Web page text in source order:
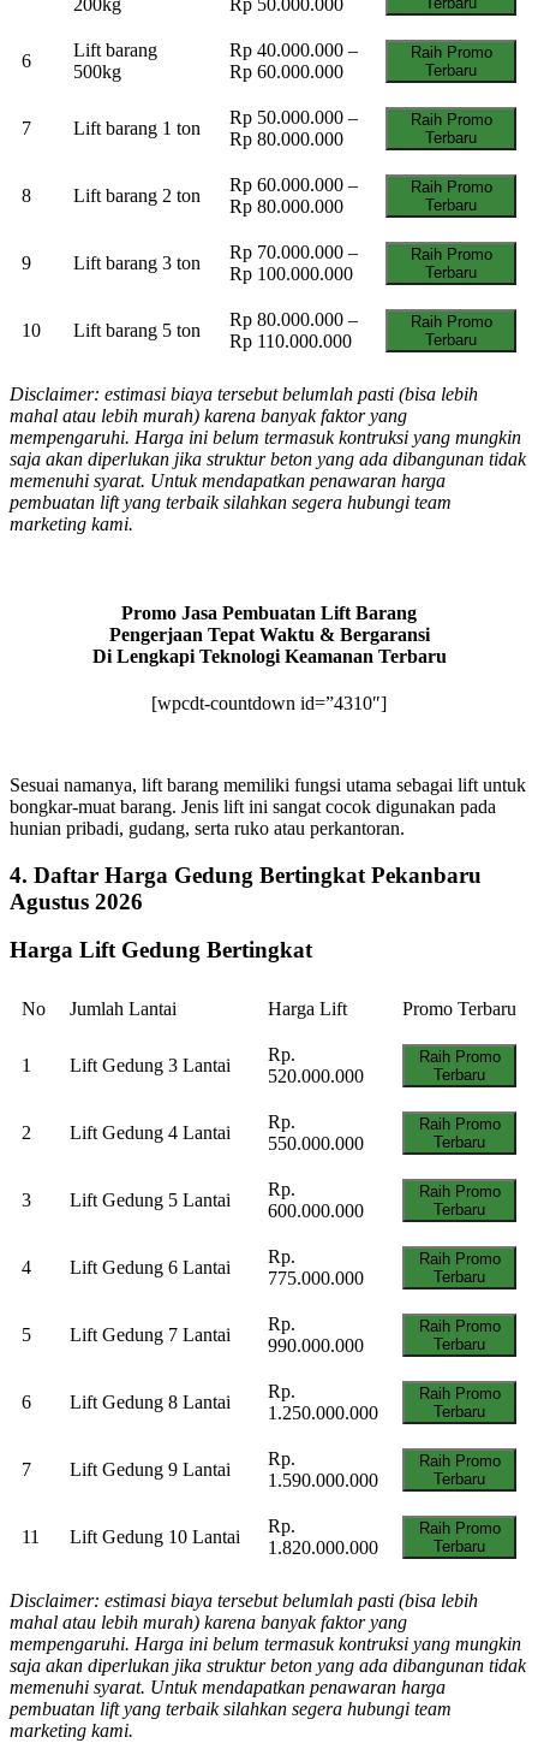
200kg Rp 50.000.000
6
Lift barang
500kg
Rp 40.000.000 –
Rp 60.000.000
Raih Promo
Terbaru
7 Lift barang 1 ton
Rp 50.000.000 –
Rp 80.000.000
Raih Promo
Terbaru
8 Lift barang 2 ton
Rp 60.000.000 –
Rp 80.000.000
Raih Promo
Terbaru
9 Lift barang 3 ton
Rp 70.000.000 –
Rp 100.000.000
Raih Promo
Terbaru
10 Lift barang 5 ton
Rp 80.000.000 –
Rp 110.000.000
Raih Promo
Terbaru
Disclaimer: estimasi biaya tersebut belumlah pasti (bisa lebih
mahal atau lebih murah) karena banyak faktor yang
mempengaruhi. Harga ini belum termasuk kontruksi yang mungkin
saja akan diperlukan jika struktur beton yang ada dibangunan tidak
memenuhi syarat. Untuk mendapatkan penawaran harga
pembuatan lift yang terbaik silahkan segera hubungi team
marketing kami.
Promo Jasa Pembuatan Lift Barang
Pengerjaan Tepat Waktu & Bergaransi
Di Lengkapi Teknologi Keamanan Terbaru
[wpcdt-countdown id=”4310″]
Sesuai namanya, lift barang memiliki fungsi utama sebagai lift untuk
bongkar-muat barang. Jenis lift ini sangat cocok digunakan pada
hunian pribadi, gudang, serta ruko atau perkantoran.
4. Daftar Harga Gedung Bertingkat Pekanbaru
Agustus 2026
Harga Lift Gedung Bertingkat
No Jumlah Lantai Harga Lift Promo Terbaru
1 Lift Gedung 3 Lantai
Rp.
520.000.000
Raih Promo
Terbaru
2 Lift Gedung 4 Lantai
Rp.
550.000.000
Raih Promo
Terbaru
3 Lift Gedung 5 Lantai
Rp.
600.000.000
Raih Promo
Terbaru
4 Lift Gedung 6 Lantai
Rp.
775.000.000
Raih Promo
Terbaru
5 Lift Gedung 7 Lantai
Rp.
990.000.000
Raih Promo
Terbaru
6 Lift Gedung 8 Lantai
Rp.
1.250.000.000
Raih Promo
Terbaru
7 Lift Gedung 9 Lantai
Rp.
1.590.000.000
Raih Promo
Terbaru
11 Lift Gedung 10 Lantai
Rp.
1.820.000.000
Raih Promo
Terbaru
Disclaimer: estimasi biaya tersebut belumlah pasti (bisa lebih
mahal atau lebih murah) karena banyak faktor yang
mempengaruhi. Harga ini belum termasuk kontruksi yang mungkin
saja akan diperlukan jika struktur beton yang ada dibangunan tidak
memenuhi syarat. Untuk mendapatkan penawaran harga
pembuatan lift yang terbaik silahkan segera hubungi team
marketing kami.